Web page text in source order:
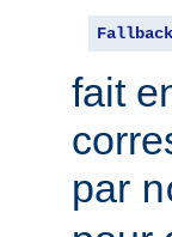
fait
par